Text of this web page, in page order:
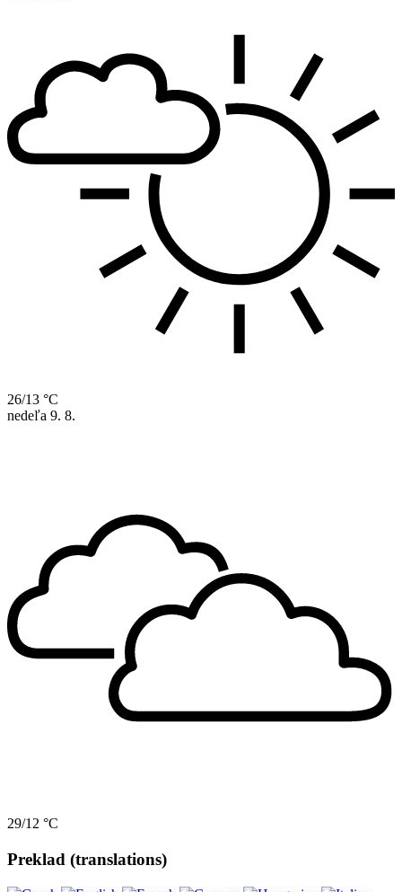
26/13 °C
nedeľa 9. 8.
29/12 °C
Preklad (translations)